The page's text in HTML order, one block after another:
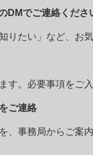
DMでご連絡くださ
たい」など、お
。必要事項をご入
ご連絡
事務局からご案内